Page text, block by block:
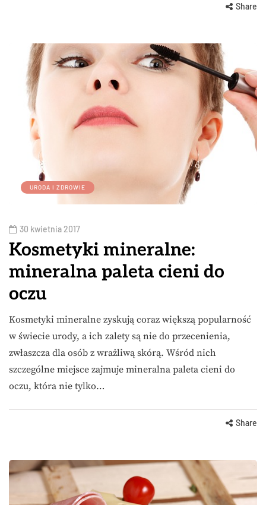
Share
URODA I ZDROWIE
30 kwietnia 2017
Kosmetyki mineralne:
mineralna paleta cieni do
oczu
Kosmetyki mineralne zyskują coraz większą popularność
w świecie urody, a ich zalety są nie do przecenienia,
zwłaszcza dla osób z wrażliwą skórą. Wśród nich
szczególne miejsce zajmuje mineralna paleta cieni do
oczu, która nie tylko…
Share